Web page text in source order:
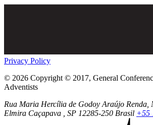
Privacy Policy
© 2026 Copyright © 2017, General
Adventists
Rua Maria Hercília de Godoy Araújo Renda,
Elmira Caçapava , SP 12285-250 Brasil +55